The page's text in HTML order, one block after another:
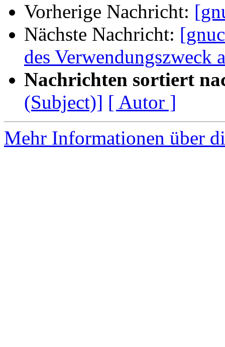
Vorherige Nachricht:
Nächste Nachricht:
des Verwendungszweck
Nachrichten sortiert
(Subject)] [ Autor ]
Mehr Informationen über